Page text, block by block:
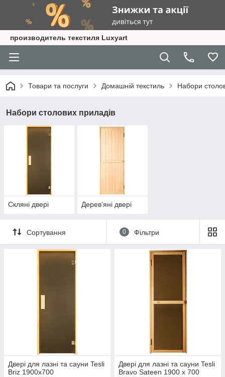
производитель текстиля Luxyart
Товари та послуги Домашній текстиль Набори
Набори столових приладів
Скляні двері Дерев’яні двері
Сортування 0 Фільтри
Двері для лазні та сауни Tesli
Briz 1900х700
Двері для лазні та сауни Tesli
Bravo Sateen 1900 х 700